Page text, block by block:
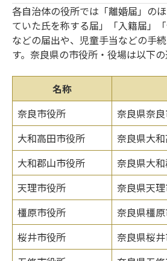
各自治体の役所では「離婚届」の
ていた氏を称する届」「入籍届」
などの届出や、児童手当などの手
す。奈良県の市役所・役場は以下の
名称
奈良市役所
奈良県奈良
大和高田市役所
奈良県大和
大和郡山市役所
奈良県大
天理市役所
奈良県天
橿原市役所
奈良県橿
桜井市役所
奈良県桜